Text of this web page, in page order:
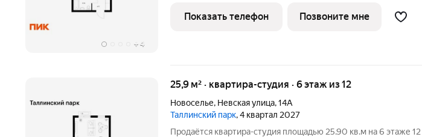
+ 4
функциональная планировка, большие окна, с отделкой.
«Таллинский парк» проект
Показать телефон Позвоните мне
25,9 м² · квартира-студия · 6 этаж из 12
Новоселье, Невская улица,14А
Таллинский парк, 4 квартал 2027
Продаётся квартира-студия площадью 25.90 кв.м на 6 этаже 12